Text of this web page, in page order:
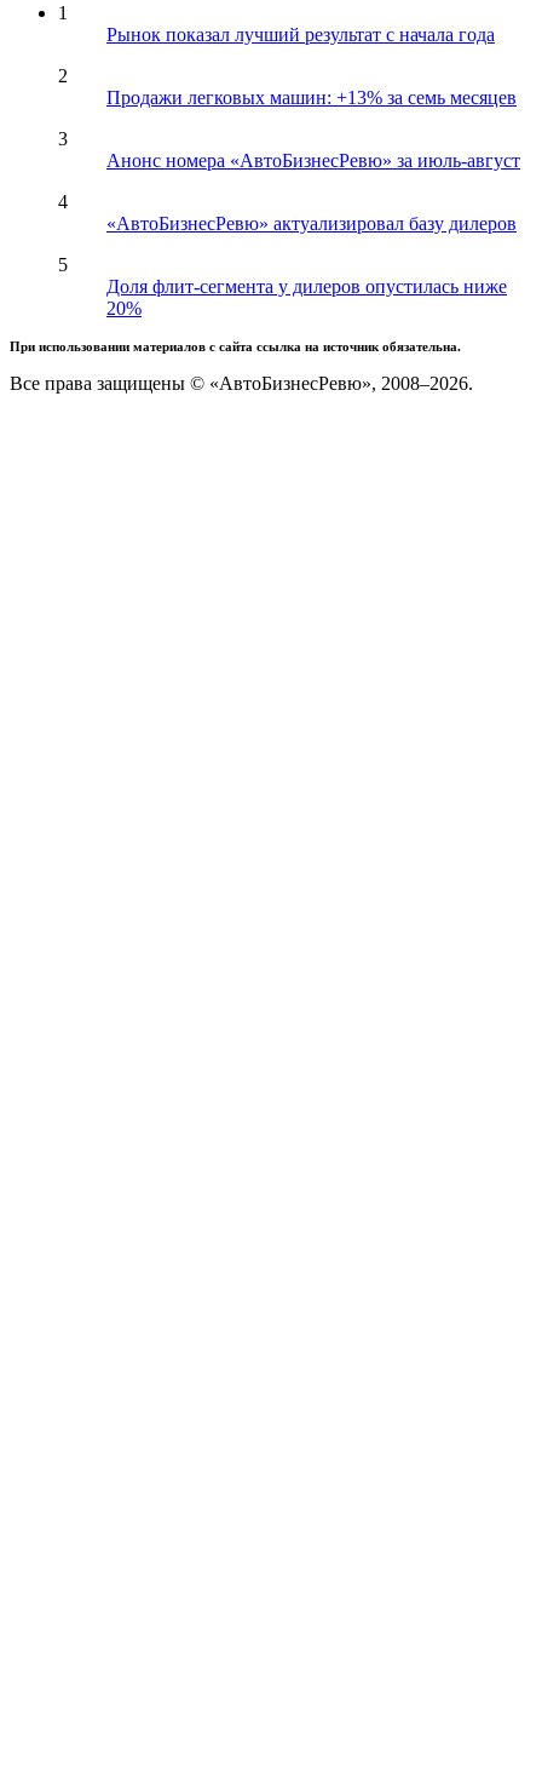
1
Рынок показал лучший результат с начала года
2
Продажи легковых машин: +13% за семь месяцев
3
Анонс номера «АвтоБизнесРевю» за июль-август
4
«АвтоБизнесРевю» актуализировал базу дилеров
5
Доля флит-сегмента у дилеров опустилась ниже
20%
При использовании материалов с сайта ссылка на источник обязательна.
Все права защищены © «АвтоБизнесРевю», 2008–2026.